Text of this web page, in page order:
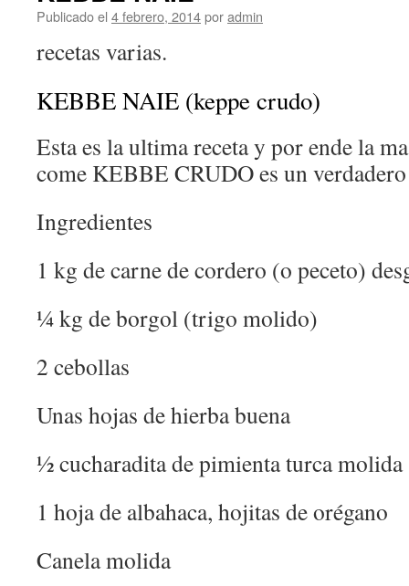
Publicado el 4 febrero, 2014poradmin
recetas varias.
KEBBE NAIE (keppe crudo)
Esta es la ultima receta y por ende la
come KEBBE CRUDO es un
Ingredientes
1 kg de carne de cordero (o peceto)
¼ kg de borgol (trigo molido)
2 cebollas
Unas hojas de hierba buena
½ cucharadita de pimienta turca molida
1 hoja de albahaca, hojitas de orégano
Canela molida